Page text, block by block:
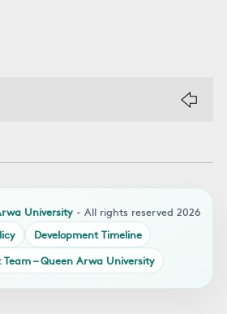
University - All rights reserved 2026
Development Timeline
Team – Queen Arwa University